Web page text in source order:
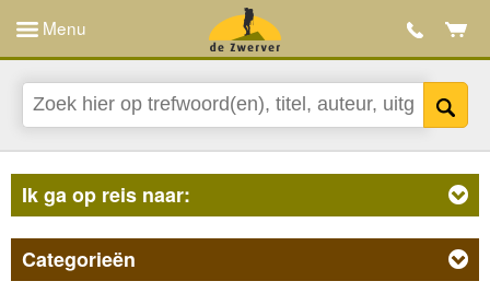
Menu
Ik ga op reis naar:
Categorieën